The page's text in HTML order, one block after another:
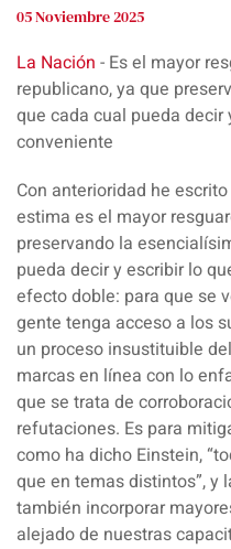
05 Noviembre 2025
La Nación - Es el mayor
republicano, ya que
que cada cual pueda
conveniente
Con anterioridad he
estima es el mayor
preservando la
pueda decir y escribir lo
efecto doble: para que se
gente tenga acceso a los
un proceso insustituible
marcas en línea con lo
que se trata de
refutaciones. Es para
como ha dicho Einstein,
que en temas distintos”, y
también incorporar
alejado de nuestras